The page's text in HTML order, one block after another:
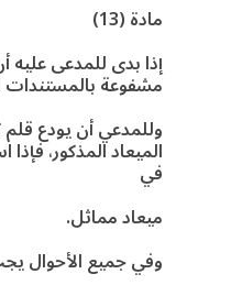
مادة (13)
إذا بدى للمدعى عليه
مشفوعة بالمستندات
وللمدعي أن يودع
الميعاد المذكور،
في
ميعاد مماثل.
وفي جميع الأحوال